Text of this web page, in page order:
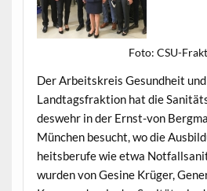
Foto: CSU-
Der Arbeit­skreis Gesund­heit
Land­tags­frak­tion hat die
deswehr in der Ernst-von
München besucht, wo die
heits­berufe wie etwa
wur­den von Gesine Krüger,